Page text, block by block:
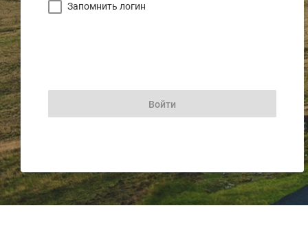
Запомнить логин